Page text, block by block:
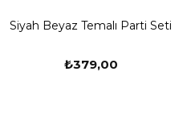
Siyah Beyaz Temalı Parti Seti
₺379,00